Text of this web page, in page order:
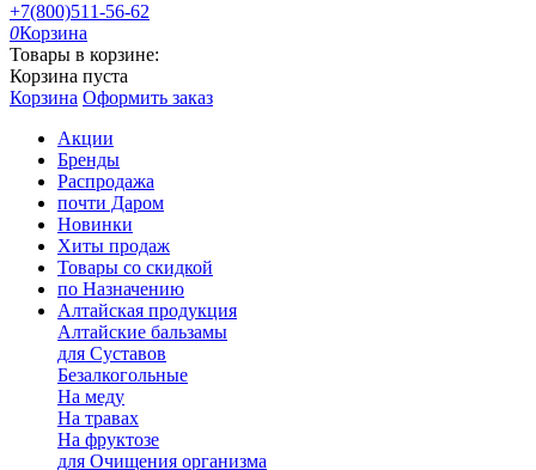
+7(800)511-56-62
0Корзина
Товары в корзине:
Корзина пуста
Корзина Оформить заказ
Акции
Бренды
Распродажа
почти Даром
Новинки
Хиты продаж
Товары со скидкой
по Назначению
Алтайская продукция
Алтайские бальзамы
для Суставов
Безалкогольные
На меду
На травах
На фруктозе
для Очищения организма